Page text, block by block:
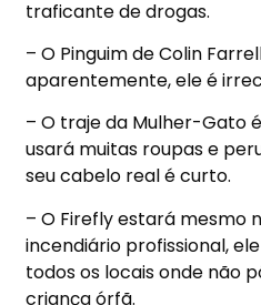
traficante de drogas.
– O Pinguim de Colin
aparentemente, ele é
– O traje da Mulher-Gato
usará muitas roupas e
seu cabelo real é curto.
– O Firefly estará mesmo
incendiário profissional,
todos os locais onde não
criança órfã.